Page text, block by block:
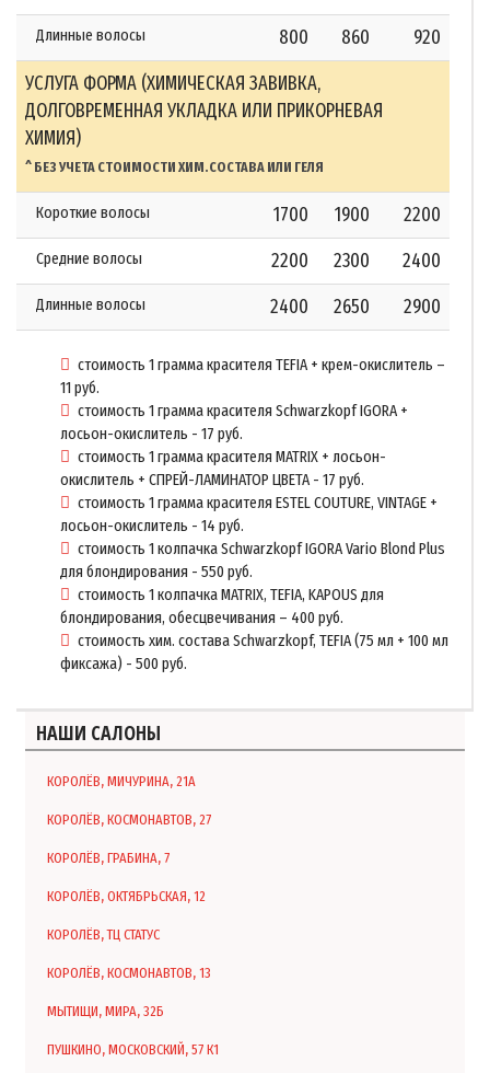
Длинные волосы 800 860
920
УСЛУГА ФОРМА (ХИМИЧЕСКАЯ ЗАВИВКА,
ДОЛГОВРЕМЕННАЯ УКЛАДКА ИЛИ ПРИКОРНЕВАЯ
ХИМИЯ)
^ БЕЗ УЧЕТА СТОИМОСТИ ХИМ.СОСТАВА ИЛИ ГЕЛЯ
Короткие волосы 1700 1900 2200
Средние волосы 2200 2300 2400
Длинные волосы 2400 2650 2900
стоимость 1 грамма красителя TEFIA + крем-окислитель –
11 руб.
стоимость 1 грамма красителя Schwarzkopf IGORA +
лосьон-окислитель - 17 руб.
стоимость 1 грамма красителя MATRIX + лосьон-
окислитель + СПРЕЙ-ЛАМИНАТОР ЦВЕТА - 17 руб.
стоимость 1 грамма красителя ESTEL COUTURE, VINTAGE +
лосьон-окислитель - 14 руб.
стоимость 1 колпачка Schwarzkopf IGORA Vario Blond Plus
для блондирования - 550 руб.
стоимость 1 колпачка MATRIX, TEFIA, KAPOUS для
блондирования, обесцвечивания – 400 руб.
стоимость хим. состава Schwarzkopf, TEFIA (75 мл + 100 мл
фиксажа) - 500 руб.
НАШИ САЛОНЫ
КОРОЛЁВ, МИЧУРИНА, 21А
КОРОЛЁВ, КОСМОНАВТОВ, 27
КОРОЛЁВ, ГРАБИНА, 7
КОРОЛЁВ, ОКТЯБРЬСКАЯ, 12
КОРОЛЁВ, ТЦ СТАТУС
КОРОЛЁВ, КОСМОНАВТОВ, 13
МЫТИЩИ, МИРА, 32Б
ПУШКИНО, МОСКОВСКИЙ, 57 К1